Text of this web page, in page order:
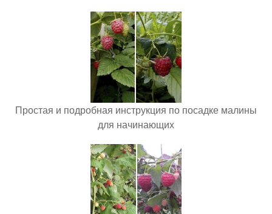
Простая и подробная инструкция по посадке малины
для начинающих